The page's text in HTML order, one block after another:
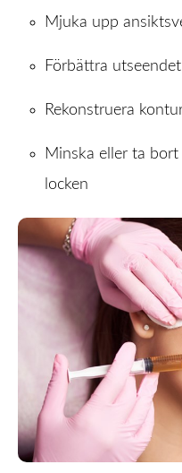
Mjuka upp
Förbättra
Rekonstruera
Minska eller ta
locken